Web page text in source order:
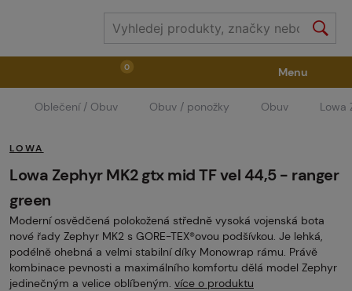
0
Zbraně Příslušenství ke zbraním Výstroj
Střelivo Masky Vzduch / CO2
Díly pro značkovače / Hřiště Oblečení / Obuv
Pyrotechnika II. Jakost GRINDS
Menu
Oblečení / Obuv Obuv / ponožky Obuv Lowa
LOWA
Lowa Zephyr MK2 gtx mid TF vel 44,5 - ranger
green
Moderní osvědčená polokožená středně vysoká vojenská bota
nové řady Zephyr MK2 s GORE-TEX®ovou podšívkou. Je lehká,
podélně ohebná a velmi stabilní díky Monowrap rámu. Právě
kombinace pevnosti a maximálního komfortu dělá model Zephyr
jedinečným a velice oblíbeným. více o produktu